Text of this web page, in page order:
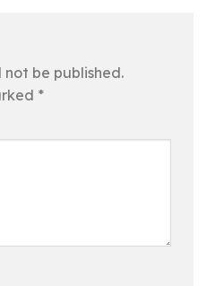
not be published.
*